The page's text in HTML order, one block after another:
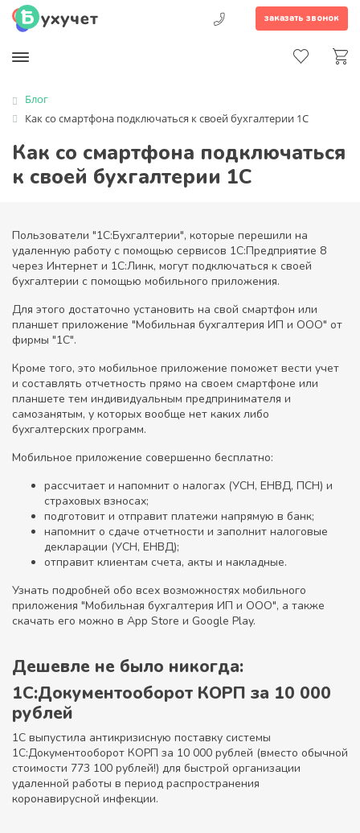
заказать звонок
Блог
Как со смартфона подключаться к своей бухгалтерии 1С
Как со смартфона подключаться
к своей бухгалтерии 1С
Пользователи "1C:Бухгалтерии", которые перешили на
удаленную работу с помощью сервисов 1С:Предприятие 8
через Интернет и 1С:Линк, могут подключаться к своей
бухгалтерии с помощью мобильного приложения.
Для этого достаточно установить на свой смартфон или
планшет приложение "Мобильная бухгалтерия ИП и ООО" от
фирмы "1С".
Кроме того, это мобильное приложение поможет вести учет
и составлять отчетность прямо на своем смартфоне или
планшете тем индивидуальным предпринимателя и
самозанятым, у которых вообще нет каких либо
бухгалтерских программ.
Мобильное приложение совершенно бесплатно:
рассчитает и напомнит о налогах (УСН, ЕНВД, ПСН) и
страховых взносах;
подготовит и отправит платежи напрямую в банк;
напомнит о сдаче отчетности и заполнит налоговые
декларации (УСН, ЕНВД);
отправит клиентам счета, акты и накладные.
Узнать подробней обо всех возможностях мобильного
приложения "Мобильная бухгалтерия ИП и ООО", а также
скачать его можно в App Store и Google Play.
Дешевле не было никогда:
1С:Документооборот КОРП за 10 000
рублей
1C выпустила антикризисную поставку системы
1С:Документооборот КОРП за 10 000 рублей (вместо обычной
стоимости 773 100 рублей!) для быстрой организации
удаленной работы в период распространения
коронавирусной инфекции.